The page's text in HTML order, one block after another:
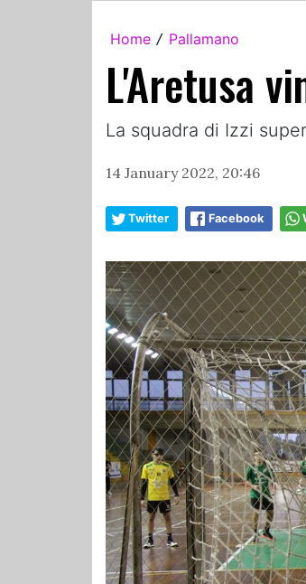
Home / Pallamano
L'Aretusa
La squadra di Izzi
14 January 2022, 20:46
Twitter Facebook